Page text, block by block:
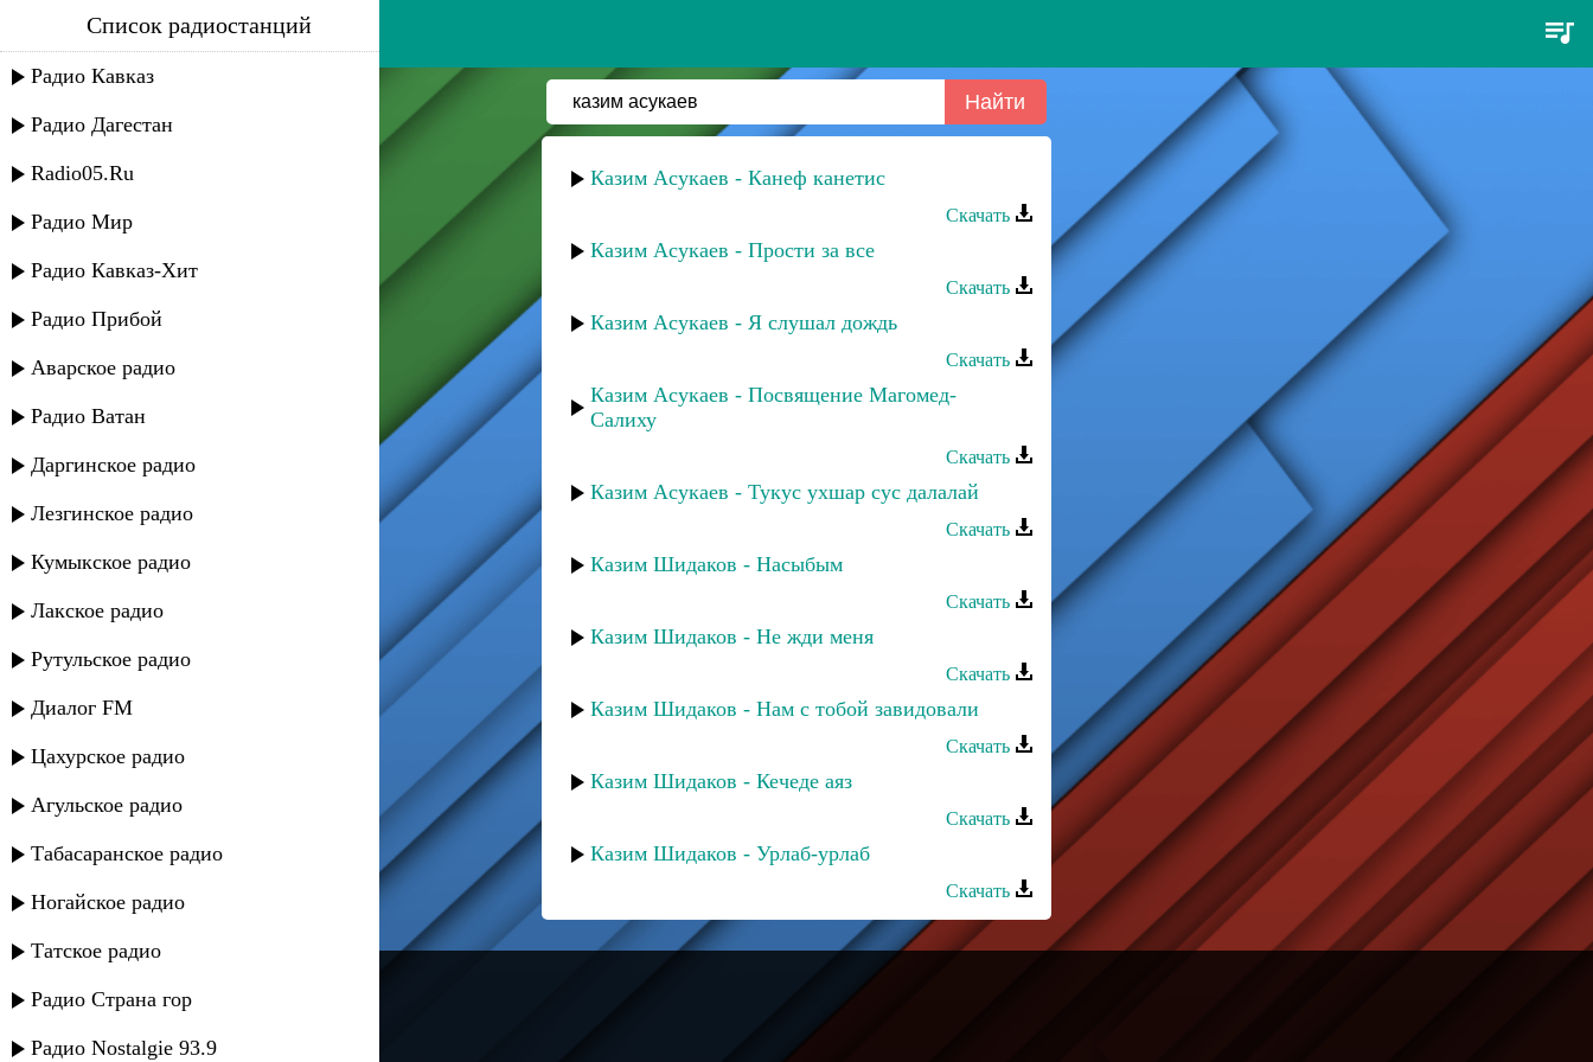
казим асукаев
Список радиостанций
Радио Кавказ
Радио Дагестан
Radio05.Ru
Радио Мир
Радио Кавказ-Хит
Радио Прибой
Аварское радио
Радио Ватан
Даргинское радио
Лезгинское радио
Кумыкское радио
Лакское радио
Рутульское радио
Диалог FM
Цахурское радио
Агульское радио
Табасаранское радио
Ногайское радио
Татское радио
Радио Страна гор
Радио Nostalgie 93.9
Казим Асукаев - Канеф канетис
Скачать
Казим Асукаев - Прости за все
Скачать
Казим Асукаев - Я слушал дождь
Скачать
Казим Асукаев - Посвящение Магомед-
Салиху
Скачать
Казим Асукаев - Тукус ухшар сус далалай
Скачать
Казим Шидаков - Насыбым
Скачать
Казим Шидаков - Не жди меня
Скачать
Казим Шидаков - Нам с тобой завидовали
Скачать
Казим Шидаков - Кечеде аяз
Скачать
Казим Шидаков - Урлаб-урлаб
Скачать